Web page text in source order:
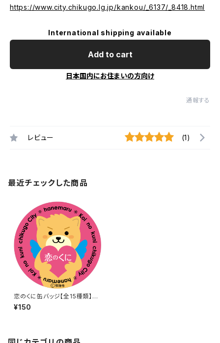
https://www.city.chikugo.lg.jp/kankou/_6137/_8418.html
International shipping available
Add to cart
日本国内にお住まいの方向け
通報する
レビュー (1)
最近チェックした商品
恋のくに缶バッジ【全15種類】（3
2mm）
¥150